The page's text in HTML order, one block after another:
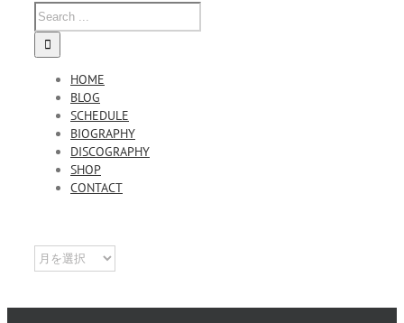
HOME
BLOG
SCHEDULE
BIOGRAPHY
DISCOGRAPHY
SHOP
CONTACT